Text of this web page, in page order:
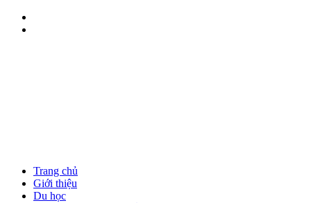
Trang chủ
Giới thiệu
Du học